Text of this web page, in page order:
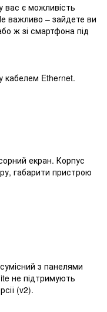
є можливість
важливо – зайдете ви
ж зі смартфона під
кабелем Ethernet.
екран. Корпус
габарити пристрою
з панелями
не підтримують
(v2).